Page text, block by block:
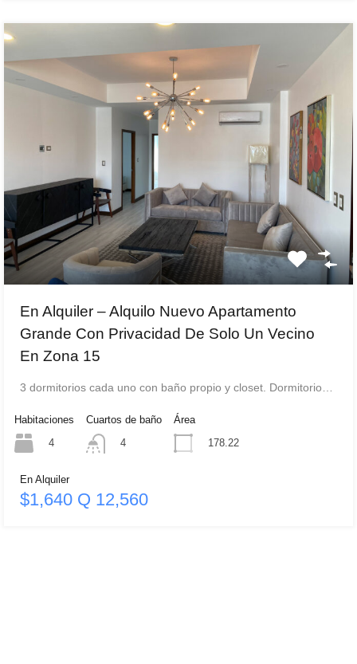
En Alquiler – Alquilo Nuevo Apartamento
Grande Con Privacidad De Solo Un Vecino
En Zona 15
3 dormitorios cada uno con baño propio y closet. Dormitorio…
Habitaciones
4
Cuartos de baño
4
Área
178.22
En Alquiler
$1,640 Q 12,560